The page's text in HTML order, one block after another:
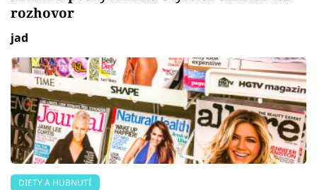
rozhovor
jad
DIETY A HUBNUTÍ